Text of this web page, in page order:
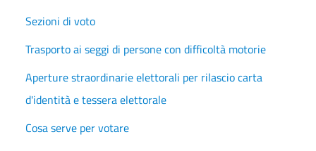
Sezioni di voto
Trasporto ai seggi di persone con difficoltà motorie
Aperture straordinarie elettorali per rilascio carta
d'identità e tessera elettorale
Cosa serve per votare